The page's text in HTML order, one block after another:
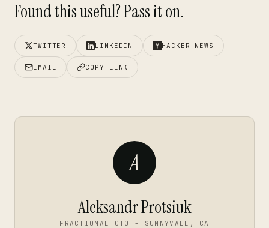
Found this useful? Pass it on.
TWITTER LINKEDIN HACKER NEWS
EMAIL COPY LINK
A
Aleksandr Protsiuk
FRACTIONAL CTO - SUNNYVALE, CA